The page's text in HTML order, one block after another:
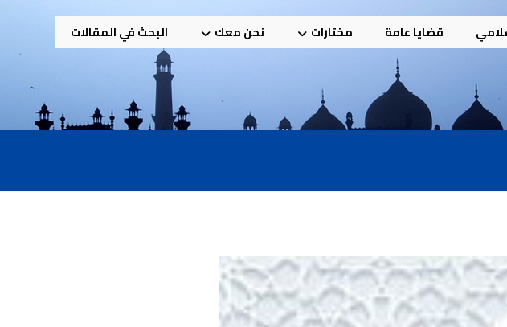
قضايا عامة مختارات نحن معك البحث في المقالات